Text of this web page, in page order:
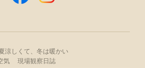
涼しくて、冬は暖かい
気
現場観察日誌